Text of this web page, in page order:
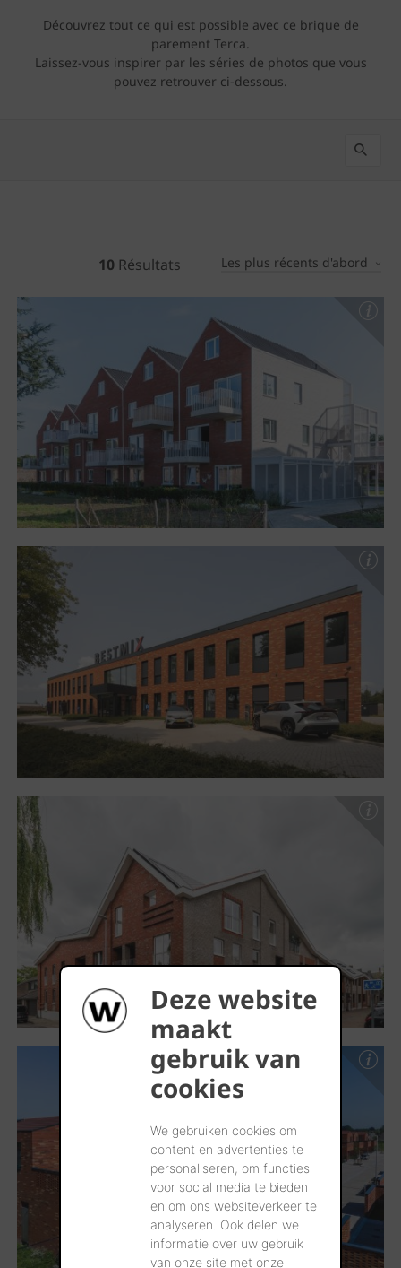
Deze website
maakt
gebruik van
cookies
We gebruiken cookies om
content en advertenties te
personaliseren, om functies
voor social media te bieden
en om ons websiteverkeer te
analyseren. Ook delen we
informatie over uw gebruik
van onze site met onze
Découvrez tout ce qui est possible avec ce brique de
parement Terca.
Laissez-vous inspirer par les séries de photos que vous
pouvez retrouver ci-dessous.
10 Résultats Les plus récents d'abord